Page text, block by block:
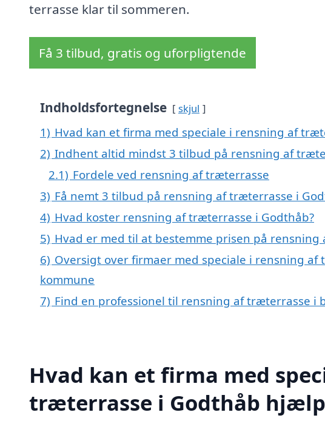
terrasse klar til sommeren.
Få 3 tilbud, gratis og uforpligtende
Indholdsfortegnelse skjul
1) Hvad kan et firma med speciale i rensning af
2) Indhent altid mindst 3 tilbud på rensning af
2.1) Fordele ved rensning af træterrasse
3) Få nemt 3 tilbud på rensning af træterrasse i
4) Hvad koster rensning af træterrasse i Godthåb?
5) Hvad er med til at bestemme prisen på
6) Oversigt over firmaer med speciale i rensning
kommune
7) Find en professionel til rensning af træterrasse i
Hvad kan et firma med
træterrasse i Godthåb